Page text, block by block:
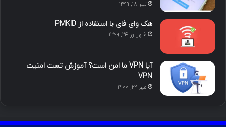
تیر ۱۸, ۱۳۹۹
هک وای فای با استفاده از PMKID
شهریور ۲۴, ۱۳۹۹
آیا VPN ما امن است؟ آموزش تست امنیت
VPN
مهر ۲۲, ۱۴۰۰